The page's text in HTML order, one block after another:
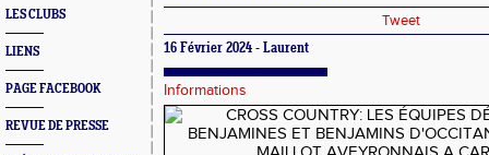
LES CLUBS
LIENS
PAGE FACEBOOK
REVUE DE PRESSE
Tweet
16 Février 2024 - Laurent
Informations